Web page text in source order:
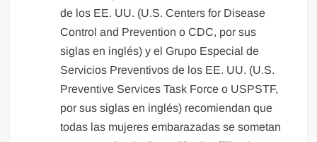
de los EE. UU. (U.S. Centers for Disease
Control and Prevention o CDC, por sus
siglas en inglés) y el Grupo Especial de
Servicios Preventivos de los EE. UU. (U.S.
Preventive Services Task Force o USPSTF,
por sus siglas en inglés) recomiendan que
todas las mujeres embarazadas se sometan